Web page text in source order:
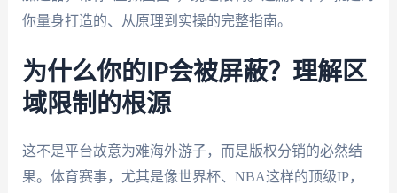
你量身打造的、从原理到实操的完整指南。
为什么你的IP会被屏蔽？理解区
域限制的根源
这不是平台故意为难海外游子，而是版权分销的必然结
果。体育赛事，尤其是像世界杯、NBA这样的顶级IP，